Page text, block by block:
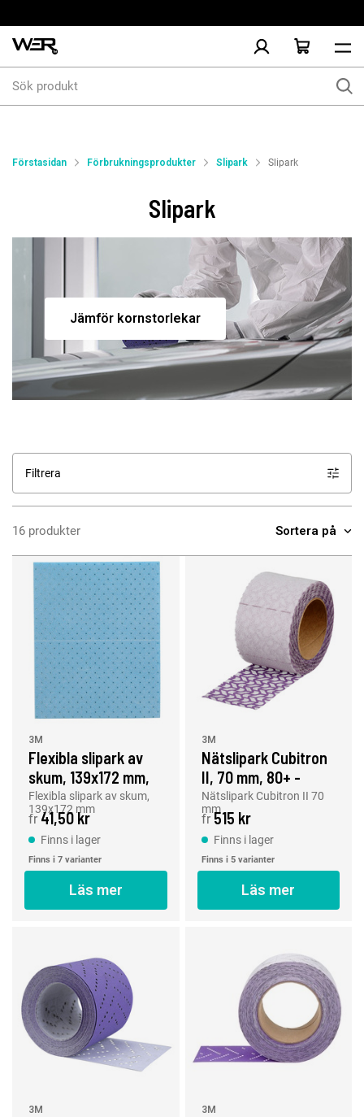
produkt
Förstasidan Förbrukningsprodukter Slipark Slipark
Slipark
Jämför kornstorlekar
Filtrera
16 produkter Sortera på
3M
Flexibla slipark av
skum, 139x172 mm,
P400-P2000
Flexibla slipark av skum,
139x172 mm
fr 41,50 kr
Finns i lager
Finns i 7 varianter
Läs mer
3M
Nätslipark Cubitron
II, 70 mm, 80+ -
320+
Nätslipark Cubitron II 70
mm
fr 515 kr
Finns i lager
Finns i 5 varianter
Läs mer
3M 3M